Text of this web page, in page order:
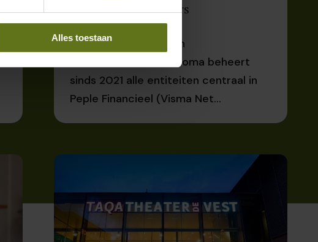
Alles toestaan
en Pensioenadviseurs
Thoma Assurantie- en
Pensioenadviseurs Thoma beheert
sinds 2021 alle entiteiten centraal in
Peple Financieel (Visma Net...